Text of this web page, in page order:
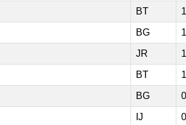
BT
BG
JR
BT
BG
IJ